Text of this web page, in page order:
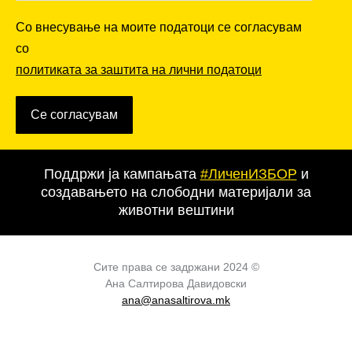
Со внесување на моите податоци се согласувам
со
политиката за заштита на лични податоци
Се согласувам
Поддржи ја кампањата #ЛиченИЗБОР и
создавањето на слободни материјали за
животни вештини
Сите права се задржани 2024 ©
Ана Салтирова Давидовски
ana@anasaltirova.mk